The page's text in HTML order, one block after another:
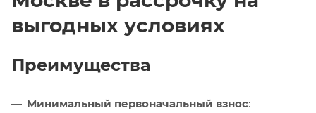
выгодных условиях
Преимущества
Минимальный первоначальный взнос: